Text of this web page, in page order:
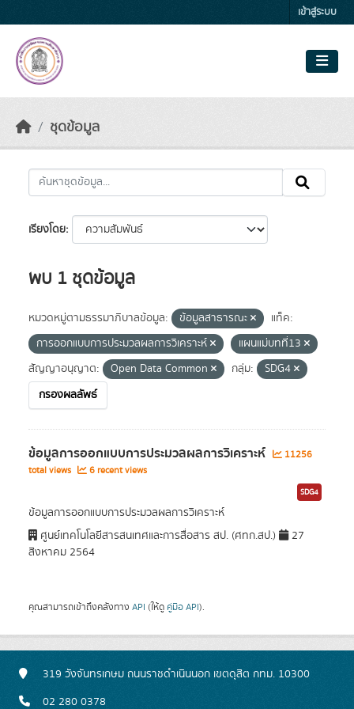
เข้าสู่ระบบ
ชุดข้อมูล
เรียงโดย
พบ 1 ชุดข้อมูล
หมวดหมู่ตามธรรมาภิบาลข้อมูล: ข้อมูลสาธารณะ
แท็ค:
การออกแบบการประมวลผลการวิเคราะห์
แผนแม่บทที่13
สัญญาอนุญาต:
Open Data Common กลุ่ม:
SDG4
กรองผลลัพธ์
ข้อมูลการออกแบบการประมวลผลการวิเคราะห์
11256
total views
6 recent views
SDG4
ข้อมูลการออกแบบการประมวลผลการวิเคราะห์
ศูนย์เทคโนโลยีสารสนเทศและการสื่อสาร สป. (ศทก.สป.)
27
สิงหาคม 2564
คุณสามารถเข้าถึงคลังทาง API (ให้ดู คู่มือ API).
319 วังจันทรเกษม ถนนราชดำเนินนอก เขตดุสิต กทม. 10300
02 280 0378